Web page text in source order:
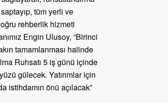
tüm yerli ve
rehberlik hizmeti
Engin Ulusoy, “Birinci
tamamlanması halinde
Ruhsatı 5 iş günü içinde
gülecek. Yatırımlar için
istihdamın önü açılacak”